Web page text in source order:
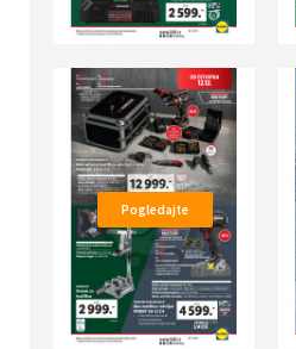
Pogledajte